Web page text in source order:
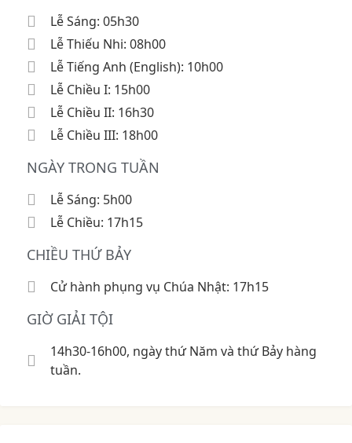
Lễ Sáng: 05h30
Lễ Thiếu Nhi: 08h00
Lễ Tiếng Anh (English): 10h00
Lễ Chiều I: 15h00
Lễ Chiều II: 16h30
Lễ Chiều III: 18h00
NGÀY TRONG TUẦN
Lễ Sáng: 5h00
Lễ Chiều: 17h15
CHIỀU THỨ BẢY
Cử hành phụng vụ Chúa Nhật: 17h15
GIỜ GIẢI TỘI
14h30-16h00, ngày thứ Năm và thứ Bảy hàng
tuần.